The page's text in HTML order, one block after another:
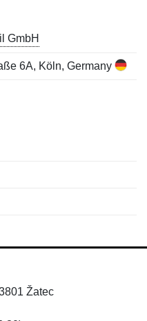
GmbH
6A, Köln, Germany
Žatec